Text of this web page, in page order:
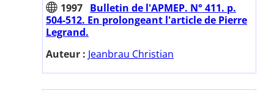
1997 Bulletin de l'APMEP. N° 411. p.
504-512. En prolongeant l'article de Pierre
Legrand.
Auteur : Jeanbrau Christian